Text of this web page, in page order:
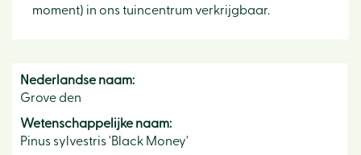
moment) in ons tuincentrum verkrijgbaar.
Nederlandse naam:
Grove den
Wetenschappelijke naam:
Pinus sylvestris 'Black Money'